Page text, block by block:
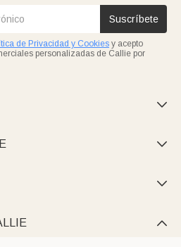
Suscríbete
de Privacidad y Cookies y acepto
personalizadas de Callie por



